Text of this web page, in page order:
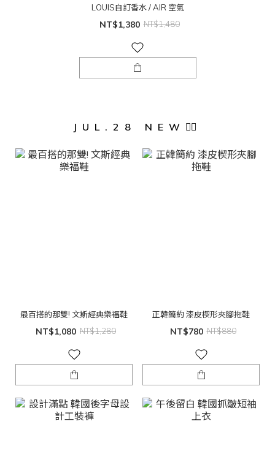
LOUIS自訂香水 / AIR 空氣
NT$1,380 NT$1,480
JUL.28 NEW❤️‍🔥
最百搭的那雙! 文斯經典樂福鞋
NT$1,080 NT$1,280
正韓簡約 漆皮楔形夾腳拖鞋
NT$780 NT$880